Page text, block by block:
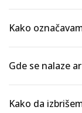
Kako
Gde se nalaze
Kako da